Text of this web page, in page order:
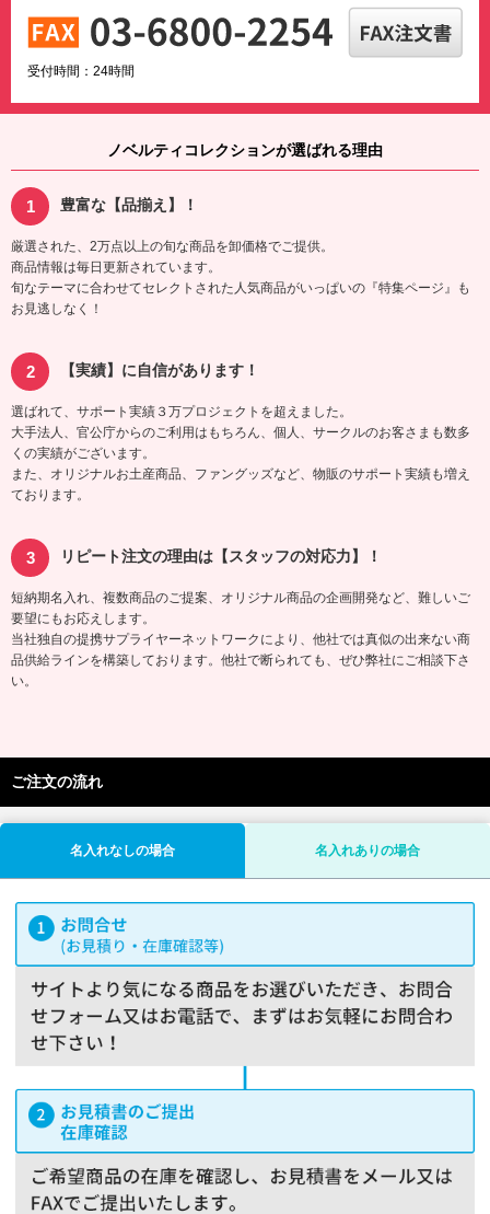
受付時間：24時間
ノベルティコレクションが選ばれる理由
豊富な【品揃え】！
厳選された、2万点以上の旬な商品を卸価格でご提供。
商品情報は毎日更新されています。
旬なテーマに合わせてセレクトされた人気商品がいっぱいの『特集ページ』も
お見逃しなく！
【実績】に自信があります！
選ばれて、サポート実績３万プロジェクトを超えました。
大手法人、官公庁からのご利用はもちろん、個人、サークルのお客さまも数多
くの実績がございます。
また、オリジナルお土産商品、ファングッズなど、物販のサポート実績も増え
ております。
リピート注文の理由は【スタッフの対応力】！
短納期名入れ、複数商品のご提案、オリジナル商品の企画開発など、難しいご
要望にもお応えします。
当社独自の提携サプライヤーネットワークにより、他社では真似の出来ない商
品供給ラインを構築しております。他社で断られても、ぜひ弊社にご相談下さ
い。
ご注文の流れ
名入れなしの場合 名入れありの場合